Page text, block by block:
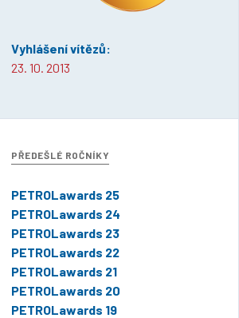
Vyhlášení vítězů:
23. 10. 2013
PŘEDEŠLÉ ROČNÍKY
PETROLawards 25
PETROLawards 24
PETROLawards 23
PETROLawards 22
PETROLawards 21
PETROLawards 20
PETROLawards 19